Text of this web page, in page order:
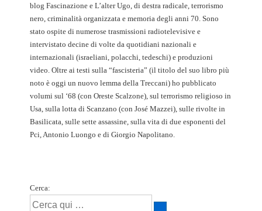
blog Fascinazione e L’alter Ugo, di destra radicale, terrorismo
nero, criminalità organizzata e memoria degli anni 70. Sono
stato ospite di numerose trasmissioni radiotelevisive e
intervistato decine di volte da quotidiani nazionali e
internazionali (israeliani, polacchi, tedeschi) e produzioni
video. Oltre ai testi sulla “fascisteria” (il titolo del suo libro più
noto è oggi un nuovo lemma della Treccani) ho pubblicato
volumi sul ‘68 (con Oreste Scalzone), sul terrorismo religioso in
Usa, sulla lotta di Scanzano (con José Mazzei), sulle rivolte in
Basilicata, sulle sette assassine, sulla vita di due esponenti del
Pci, Antonio Luongo e di Giorgio Napolitano.
Cerca: